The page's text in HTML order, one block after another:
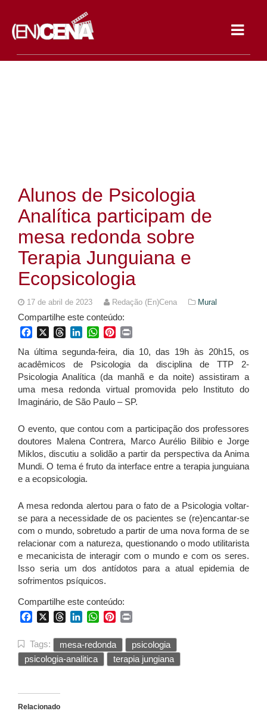
Alunos de Psicologia
Analítica participam de
mesa redonda sobre
Terapia Junguiana e
Ecopsicologia
17 de abril de 2023 Redação (En)Cena Mural
Compartilhe este conteúdo:
FacebookThreadsLinkedInWhatsApp
Pinterest
Na última segunda-feira, dia 10, das 19h às 20h15, os
acadêmicos de Psicologia da disciplina de TTP 2-
Psicologia Analítica (da manhã e da noite) assistiram a
uma mesa redonda virtual promovida pelo Instituto do
Imaginário, de São Paulo – SP.
O evento, que contou com a participação dos professores
doutores Malena Contrera, Marco Aurélio Bilibio e Jorge
Miklos, discutiu a solidão a partir da perspectiva da Anima
Mundi. O tema é fruto da interface entre a terapia junguiana
e a ecopsicologia.
A mesa redonda alertou para o fato de a Psicologia voltar-
se para a necessidade de os pacientes se (re)encantar-se
com o mundo, sobretudo a partir de uma nova forma de se
relacionar com a natureza, questionando o modo utilitarista
e mecanicista de interagir com o mundo e com os seres.
Isso seria um dos antídotos para a atual epidemia de
sofrimentos psíquicos.
Compartilhe este conteúdo:
FacebookThreadsLinkedInWhatsApp
Pinterest
Tags: mesa-redonda
psicologia
psicologia-analitica
terapia jungiana
Relacionado